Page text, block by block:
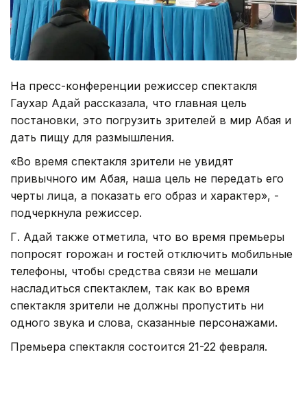
На пресс-конференции режиссер спектакля
Гаухар Адай рассказала, что главная цель
постановки, это погрузить зрителей в мир Абая и
дать пищу для размышления.
«Во время спектакля зрители не увидят
привычного им Абая, наша цель не передать его
черты лица, а показать его образ и характер», -
подчеркнула режиссер.
Г. Адай также отметила, что во время премьеры
попросят горожан и гостей отключить мобильные
телефоны, чтобы средства связи не мешали
насладиться спектаклем, так как во время
спектакля зрители не должны пропустить ни
одного звука и слова, сказанные персонажами.
Премьера спектакля состоится 21-22 февраля.